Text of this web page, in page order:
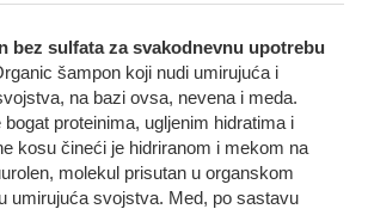
bez sulfata za svakodnevnu upotrebu
šampon koji nudi umirujuća i
na bazi ovsa, nevena i meda.
proteinima, ugljenim hidratima i
kosu čineći je hidriranom i mekom na
molekul prisutan u organskom
umirujuća svojstva. Med, po sastavu